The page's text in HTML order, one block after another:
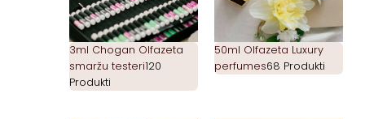
3ml Chogan Olfazeta
smaržu testeri120
Produkti
50ml Olfazeta Luxury
perfumes68 Produkti